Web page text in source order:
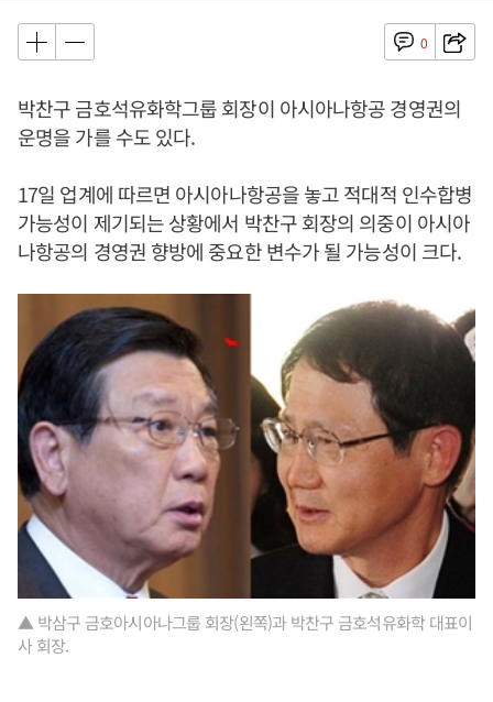
0
박찬구 금호석유화학그룹 회장이 아시아나항공 경영권의
운명을 가를 수도 있다.
17일 업계에 따르면 아시아나항공을 놓고 적대적 인수합병
가능성이 제기되는 상황에서 박찬구 회장의 의중이 아시아
나항공의 경영권 향방에 중요한 변수가 될 가능성이 크다.
▲ 박삼구 금호아시아나그룹 회장(왼쪽)과 박찬구 금호석유화학 대표이
사 회장.